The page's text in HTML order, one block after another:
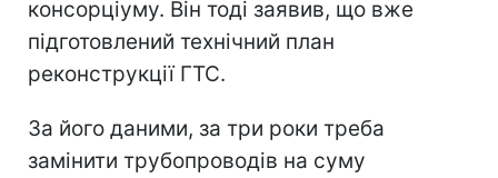
консорціуму. Він тоді заявив, що вже
підготовлений технічний план
реконструкції ГТС.
За його даними, за три роки треба
замінити трубопроводів на суму